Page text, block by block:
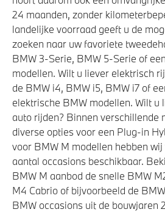
24 maanden, zonder
landelijke voorraad geeft u de
zoeken naar uw favoriete
BMW 3-Serie, BMW 5-Serie of
modellen. Wilt u liever elektrisch
de BMW i4, BMW i5, BMW i7 of
elektrische BMW modellen. Wilt u
auto rijden? Binnen verschillende
diverse opties voor een Plug-in
voor BMW M modellen hebben
aantal occasions beschikbaar.
BMW M aanbod de snelle BMW
M4 Cabrio of bijvoorbeeld de
BMW occasions uit de bouwjaren